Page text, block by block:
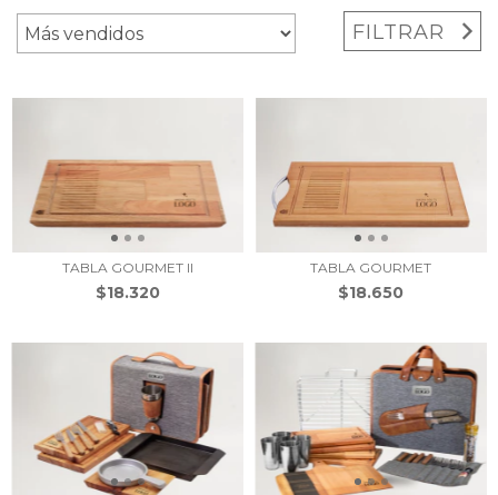
FILTRAR
TABLA GOURMET II
$18.320
TABLA GOURMET
$18.650